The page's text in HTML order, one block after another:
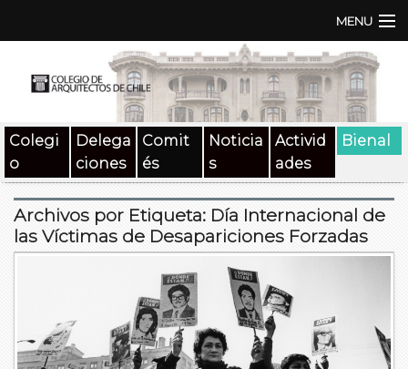
MENU
Documentos
SAT
Contacto
Colegi
o
Delega
ciones
Comit
és
Noticia
s
Activid
ades
Bienal
Archivos por Etiqueta: Día Internacional de
las Víctimas de Desapariciones Forzadas